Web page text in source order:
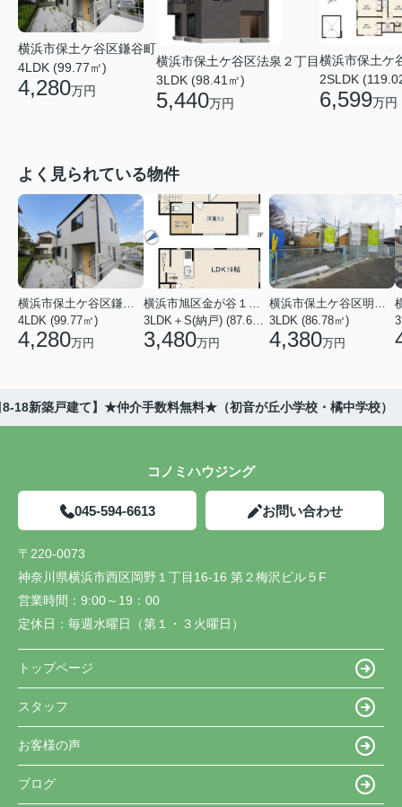
横浜市保土ケ谷区鎌谷町
4LDK (99.77㎡)
4,280万円
横浜市保土ケ谷区法泉２丁目
3LDK (98.41㎡)
5,440万円
横浜市保土ケ
2SLDK
6,599万円
よく見られている物件
4LDK (99.77㎡)
4,280万円 3,480万円
3LDK (86.78㎡)
4,380万円
18新築戸建て】★仲介手数料無料★（初音が丘小学校・橘中学校）
コノミハウジング
045-594-6613 お問い合わせ
〒220-0073
神奈川県横浜市西区岡野１丁目16-16 第２梅沢ビル５F
営業時間： 9:00～19：00
定休日： 毎週水曜日（第１・３火曜日）
トップページ
スタッフ
お客様の声
ブログ